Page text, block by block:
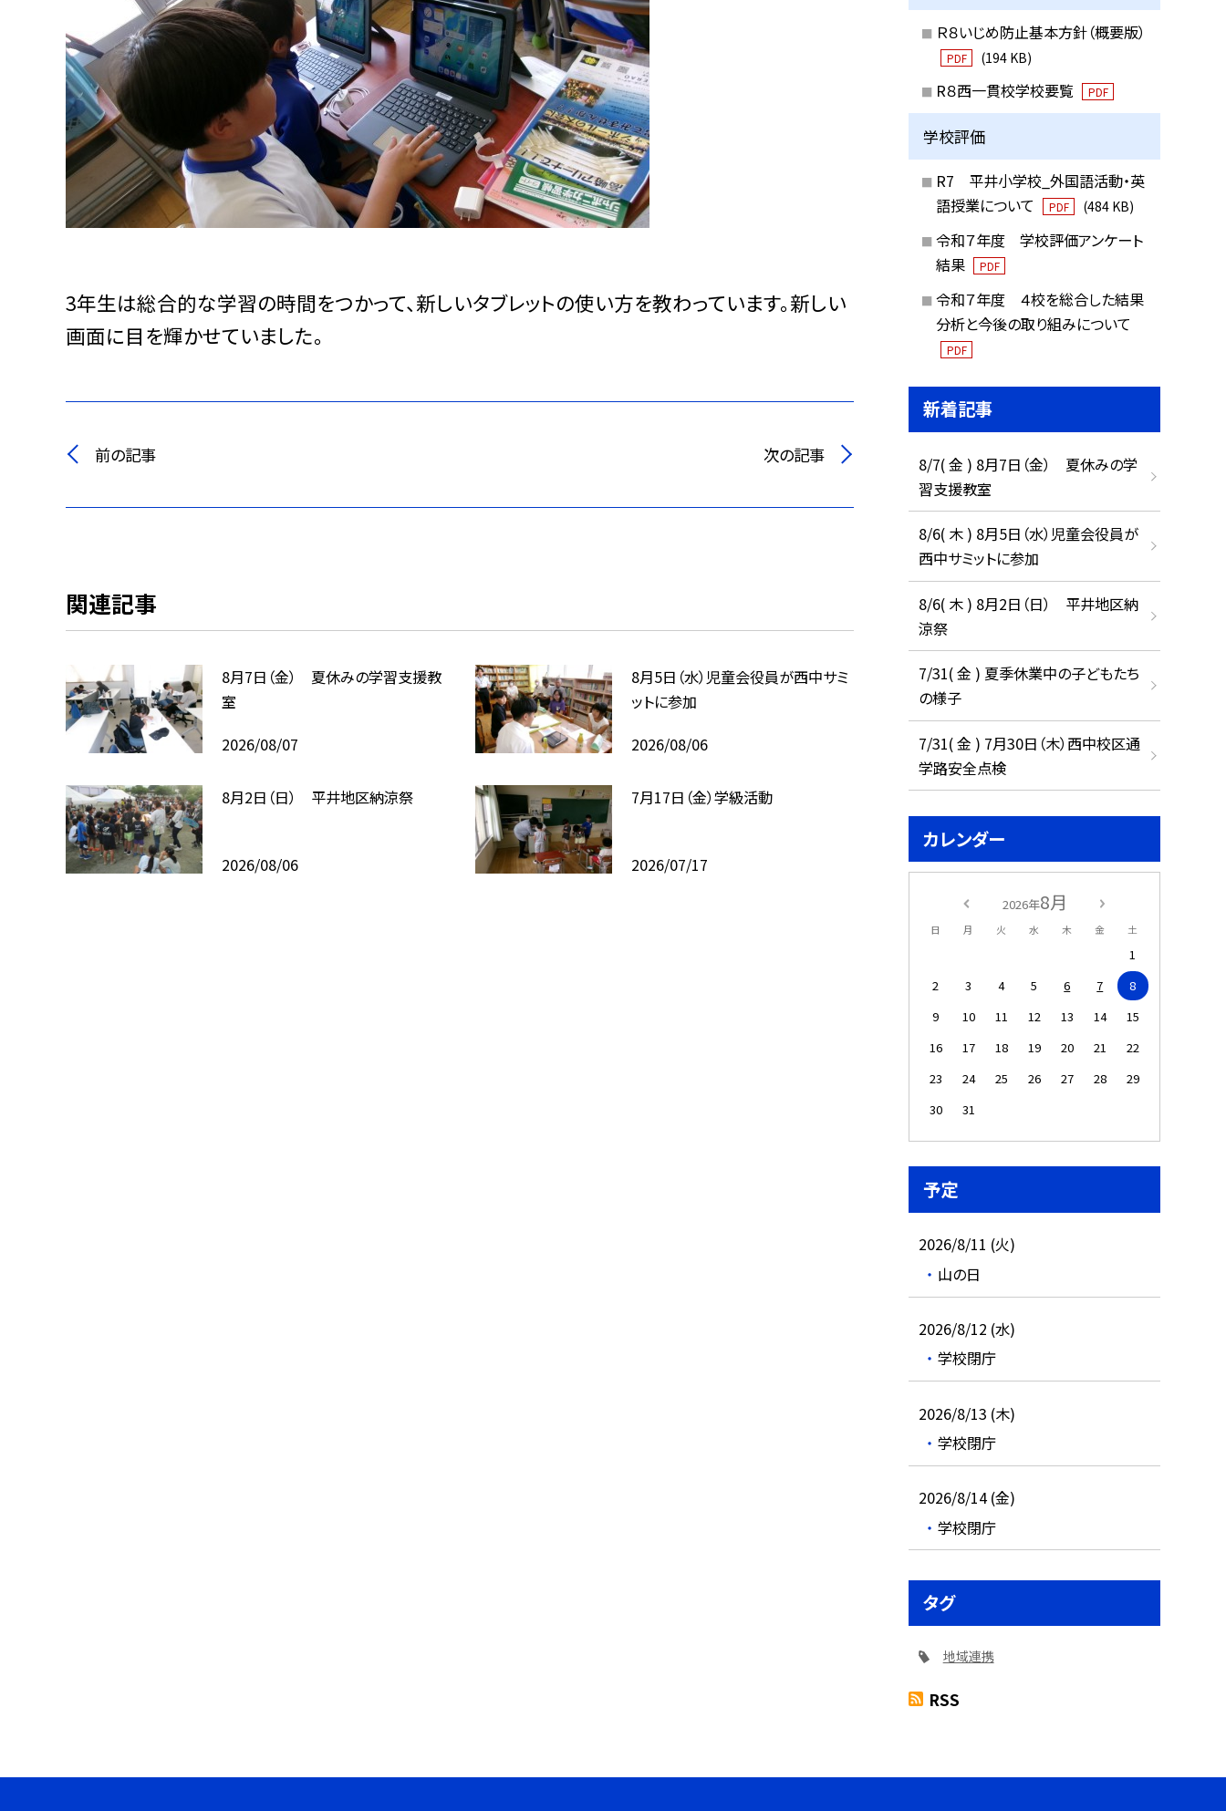
3年生は総合的な学習の時間をつかって、新しいタブレットの使い方を教わっています。新しい
画面に目を輝かせていました。
前の記事 次の記事
関連記事
8月7日（金） 夏休みの学習支援教
室
2026/08/07
8月5日（水）児童会役員が西中サミ
ットに参加
2026/08/06
8月2日（日） 平井地区納涼祭
2026/08/06
7月17日（金）学級活動
2026/07/17
Ｒ８いじめ防止基本方針（概要版）
PDF (194 KB)
R８西一貫校学校要覧 PDF
学校評価
R7 平井小学校_外国語活動・英
語授業について
PDF (484 KB)
令和７年度 学校評価アンケート
結果
PDF
令和７年度 ４校を総合した結果
分析と今後の取り組みについて
PDF
新着記事
8/7( 金 ) 8月7日（金） 夏休みの学
習支援教室
8/6( 木 ) 8月5日（水）児童会役員が
西中サミットに参加
8/6( 木 ) 8月2日（日） 平井地区納
涼祭
7/31( 金 ) 夏季休業中の子どもたち
の様子
7/31( 金 ) 7月30日（木）西中校区通
学路安全点検
カレンダー
2026年8月
日 月 火 水 木 金 土
1
2
3 4 5 6 7
8
9
10 11 12 13 14
15
16
17 18 19 20 21
22
23
24 25 26 27 28
29
30
31
予定
2026/8/11 (火)
山の日
2026/8/12 (水)
学校閉庁
2026/8/13 (木)
学校閉庁
2026/8/14 (金)
学校閉庁
タグ
地域連携
RSS